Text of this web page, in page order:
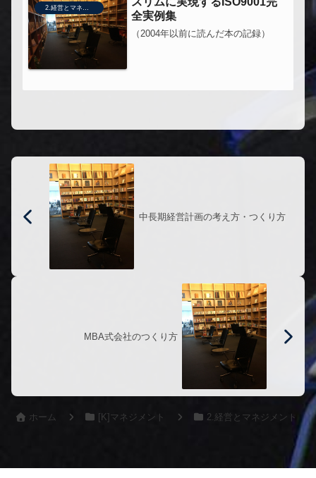
2.経営とマネジメント
全実例集
（2004年以前に読んだ本の記録）
中長期経営計画の考え方・つくり方
MBA式会社のつくり方
ホーム [K]マネジメント 2.経営とマネジメント